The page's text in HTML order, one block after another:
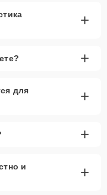
+
+
для
+
+
и
+